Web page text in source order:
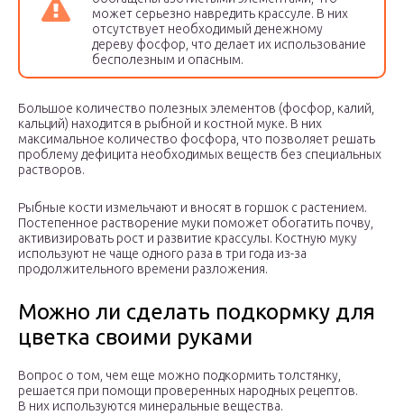
может серьезно навредить крассуле. В них
отсутствует необходимый денежному
дереву фосфор, что делает их использование
бесполезным и опасным.
Большое количество полезных элементов (фосфор, калий,
кальций) находится в рыбной и костной муке. В них
максимальное количество фосфора, что позволяет решать
проблему дефицита необходимых веществ без специальных
растворов.
Рыбные кости измельчают и вносят в горшок с растением.
Постепенное растворение муки поможет обогатить почву,
активизировать рост и развитие крассулы. Костную муку
используют не чаще одного раза в три года из-за
продолжительного времени разложения.
Можно ли сделать подкормку для
цветка своими руками
Вопрос о том, чем еще можно подкормить толстянку,
решается при помощи проверенных народных рецептов.
В них используются минеральные вещества.